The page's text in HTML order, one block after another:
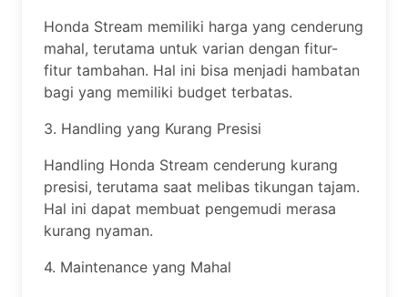
Honda Stream memiliki harga yang cenderung
mahal, terutama untuk varian dengan fitur-
fitur tambahan. Hal ini bisa menjadi hambatan
bagi yang memiliki budget terbatas.
3. Handling yang Kurang Presisi
Handling Honda Stream cenderung kurang
presisi, terutama saat melibas tikungan tajam.
Hal ini dapat membuat pengemudi merasa
kurang nyaman.
4. Maintenance yang Mahal